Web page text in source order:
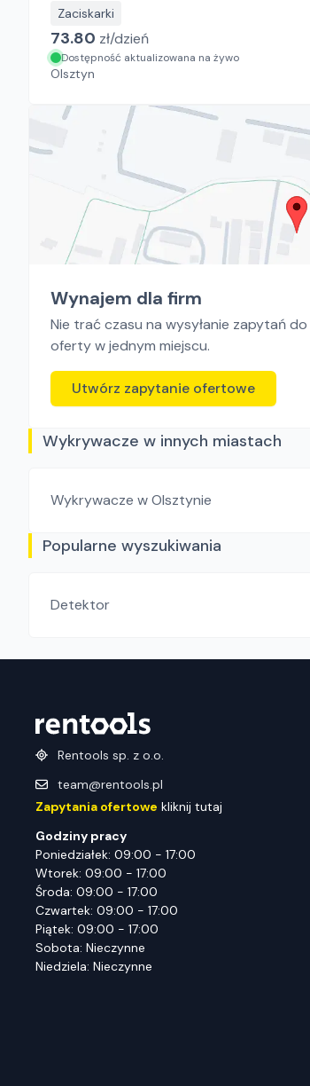
Zaciskarki
73.80 zł/dzień
Dostępność aktualizowana na żywo
Olsztyn
Wynajem dla firm
Nie trać czasu na wysyłanie zapytań
oferty w jednym miejscu.
Utwórz zapytanie ofertowe
Wykrywacze w innych miastach
Wykrywacze w Olsztynie
Popularne wyszukiwania
Detektor
Rentools sp. z o.o.
team@rentools.pl
Zapytania ofertowe kliknij tutaj
Godziny pracy
Poniedziałek: 09:00 - 17:00
Wtorek: 09:00 - 17:00
Środa: 09:00 - 17:00
Czwartek: 09:00 - 17:00
Piątek: 09:00 - 17:00
Sobota: Nieczynne
Niedziela: Nieczynne